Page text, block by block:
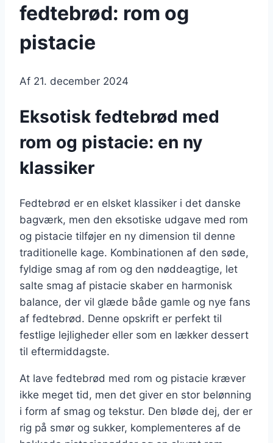
fedtebrød: rom og
pistacie
Af 21. december 2024
Eksotisk fedtebrød med
rom og pistacie: en ny
klassiker
Fedtebrød er en elsket klassiker i det danske
bagværk, men den eksotiske udgave med rom
og pistacie tilføjer en ny dimension til denne
traditionelle kage. Kombinationen af den søde,
fyldige smag af rom og den nøddeagtige, let
salte smag af pistacie skaber en harmonisk
balance, der vil glæde både gamle og nye fans
af fedtebrød. Denne opskrift er perfekt til
festlige lejligheder eller som en lækker dessert
til eftermiddagste.
At lave fedtebrød med rom og pistacie kræver
ikke meget tid, men det giver en stor belønning
i form af smag og tekstur. Den bløde dej, der er
rig på smør og sukker, komplementeres af de